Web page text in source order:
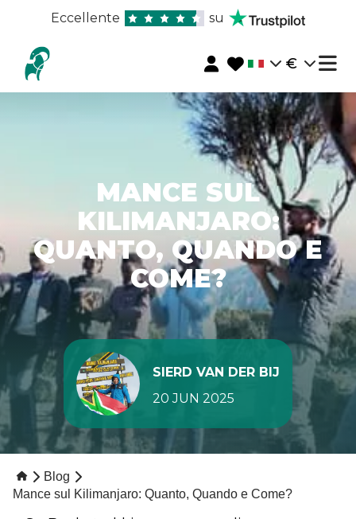
Eccellente su
€
MANCE SUL
KILIMANJARO:
QUANTO, QUANDO E
COME?
SIERD VAN DER BIJ
20 JUN 2025
Blog
Mance sul Kilimanjaro: Quanto, Quando e Come?